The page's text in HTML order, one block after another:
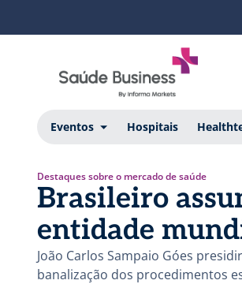
Eventos Hospitais
Destaques sobre o mercado de saúde
Brasileiro
entidade
João Carlos Sampaio Góes
banalização dos procedimentos